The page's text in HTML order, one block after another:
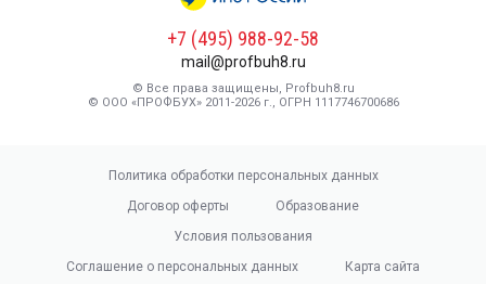
+7 (495) 988-92-58
mail@profbuh8.ru
© Все права защищены, Profbuh8.ru
© ООО «ПРОФБУХ» 2011-2026 г., ОГРН 1117746700686
Политика обработки персональных данных
Договор оферты
Образование
Условия пользования
Соглашение о персональных данных
Карта сайта